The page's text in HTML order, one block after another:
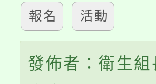
報名 活動
發佈者：衛生組